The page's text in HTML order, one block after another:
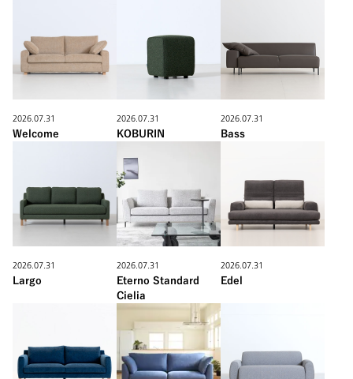
2026.07.31
Welcome
2026.07.31
KOBURIN
2026.07.31
Bass
2026.07.31
Largo
2026.07.31
Eterno Standard
Cielia
2026.07.31
Edel